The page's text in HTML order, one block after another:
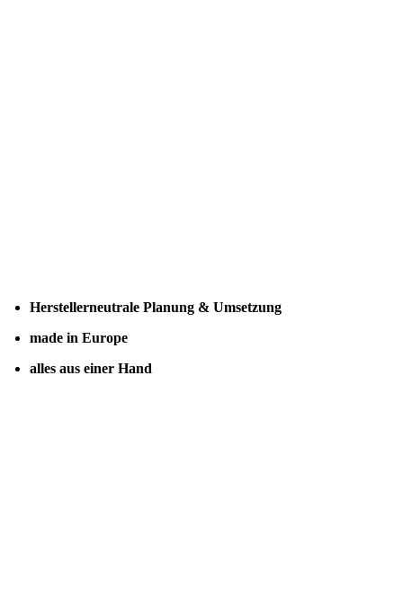
Herstellerneutrale Planung & Umsetzung
made in Europe
alles aus einer Hand